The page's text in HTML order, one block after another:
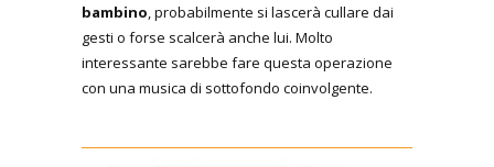
bambino, probabilmente si lascerà cullare dai
gesti o forse scalcerà anche lui. Molto
interessante sarebbe fare questa operazione
con una musica di sottofondo coinvolgente.